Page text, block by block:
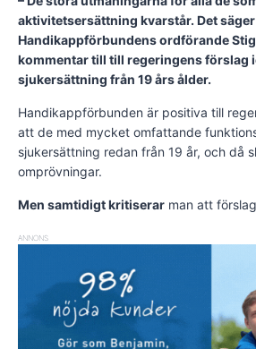
aktivitetsersättning kvarstår. Det säger
Handikappförbundens ordförande Stig
kommentar till till regeringens förslag
sjukersättning från 19 års ålder.
Handikappförbunden är positiva till
att de med mycket omfattande
sjukersättning redan från 19 år, och då
omprövningar.
Men samtidigt kritiserar man att
ANNONS